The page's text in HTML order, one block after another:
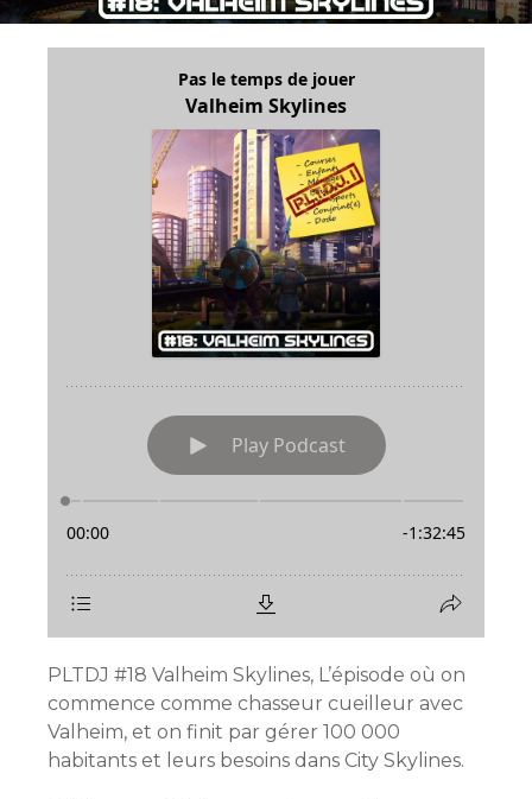
PLTDJ #18 Valheim Skylines, L’épisode où on
commence comme chasseur cueilleur avec
Valheim, et on finit par gérer 100 000
habitants et leurs besoins dans City Skylines.